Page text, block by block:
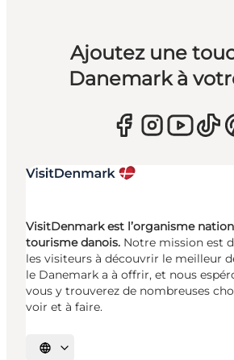
Ajoutez une
Danemark à
VisitDenmark est l’organisme
tourisme danois. Notre mission est
les visiteurs à découvrir le meilleur
le Danemark a à offrir, et nous
vous y trouverez de nombreuses
voir et à faire.
Choisissez la langue